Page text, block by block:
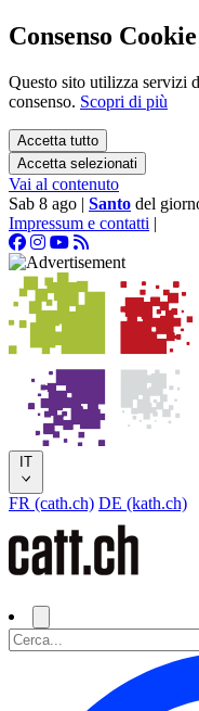
Consenso Cookie
Questo sito utilizza servizi
consenso. Scopri di più
Accetta tutto
Accetta selezionati
Vai al contenuto
Sab 8 ago | Santo del
Impressum e contatti |
IT
FR (cath.ch) DE (kath.ch)